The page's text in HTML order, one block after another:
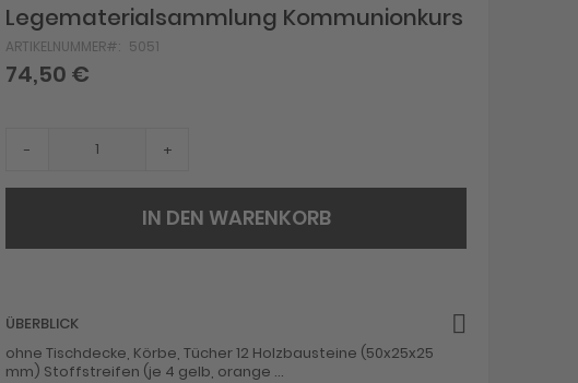
Legematerialsammlung Kommunionkurs
ARTIKELNUMMER 5051
74,50 €
- +
IN DEN WARENKORB
ÜBERBLICK
ohne Tischdecke, Körbe, Tücher 12 Holzbausteine (50x25x25
mm) Stoffstreifen (je 4 gelb, orange ...